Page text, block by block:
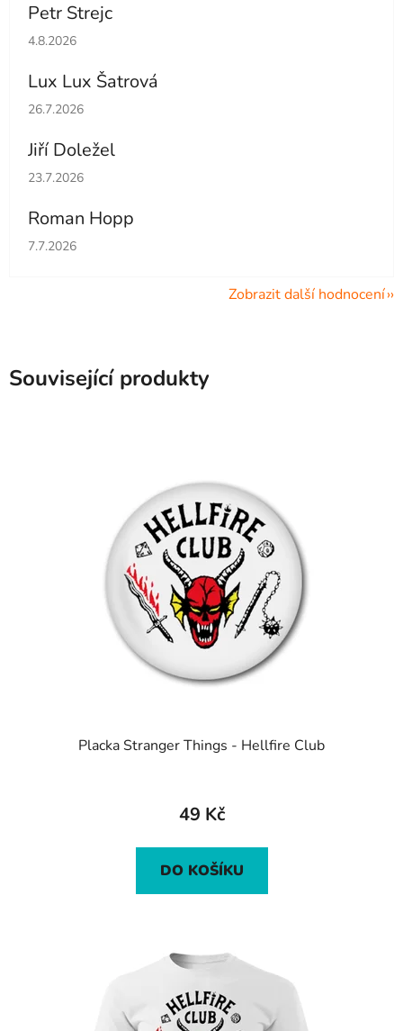
Petr Strejc
Hodnocení obchodu je 5 z 5 hvězdiček.
4.8.2026
Lux Lux Šatrová
Hodnocení obchodu je 5 z 5 hvězdiček.
26.7.2026
Jiří Doležel
Hodnocení obchodu je 5 z 5 hvězdiček.
23.7.2026
Roman Hopp
Hodnocení obchodu je 5 z 5 hvězdiček.
7.7.2026
Zobrazit další hodnocení
Související produkty
Placka Stranger Things - Hellfire Club
49 Kč
DO KOŠÍKU